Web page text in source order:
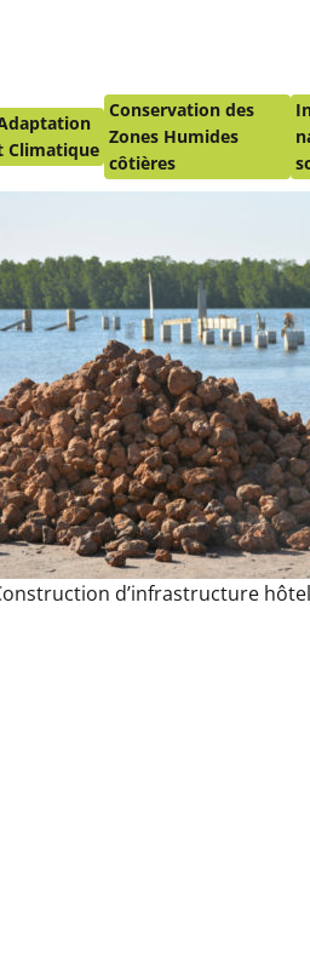
Climatique
Conservation des
Zones Humides
côtières
d’infrastructure